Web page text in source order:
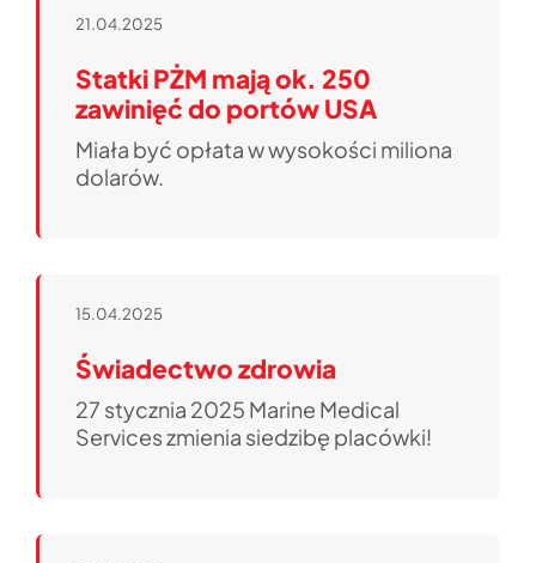
21.04.2025
Statki PŻM mają ok. 250
zawinięć do portów USA
Miała być opłata w wysokości miliona
dolarów.
15.04.2025
Świadectwo zdrowia
27 stycznia 2025 Marine Medical
Services zmienia siedzibę placówki!